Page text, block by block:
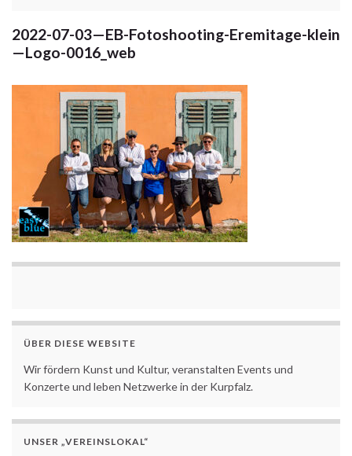
2022-07-03—EB-Fotoshooting-Eremitage-klein
—Logo-0016_web
ÜBER DIESE WEBSITE
Wir fördern Kunst und Kultur, veranstalten Events und
Konzerte und leben Netzwerke in der Kurpfalz.
UNSER „VEREINSLOKAL“